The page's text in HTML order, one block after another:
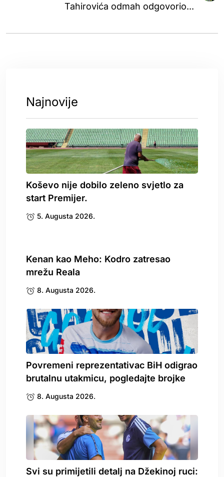
Tahirovića odmah odgovorio...
Najnovije
Koševo nije dobilo zeleno svjetlo za
start Premijer.
5. Augusta 2026.
Kenan kao Meho: Kodro zatresao
mrežu Reala
8. Augusta 2026.
Povremeni reprezentativac BiH odigrao
brutalnu utakmicu, pogledajte brojke
8. Augusta 2026.
Svi su primijetili detalj na Džekinoj ruci: